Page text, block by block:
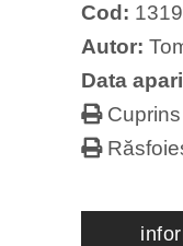
Cod:
Autor:
Data
Cuprins